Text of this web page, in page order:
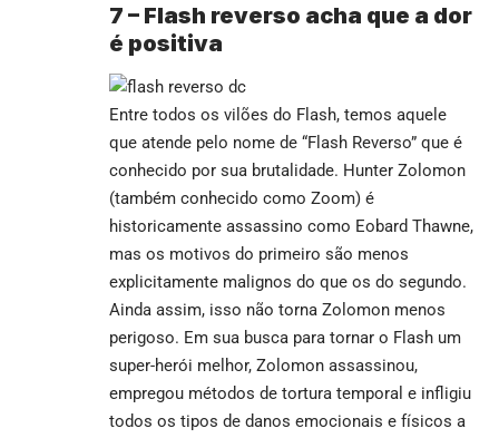
7 – Flash reverso acha que a dor
é positiva
Entre todos os vilões do Flash, temos aquele
que atende pelo nome de “Flash Reverso” que é
conhecido por sua brutalidade. Hunter Zolomon
(também conhecido como Zoom) é
historicamente assassino como Eobard Thawne,
mas os motivos do primeiro são menos
explicitamente malignos do que os do segundo.
Ainda assim, isso não torna Zolomon menos
perigoso. Em sua busca para tornar o Flash um
super-herói melhor, Zolomon assassinou,
empregou métodos de tortura temporal e infligiu
todos os tipos de danos emocionais e físicos a